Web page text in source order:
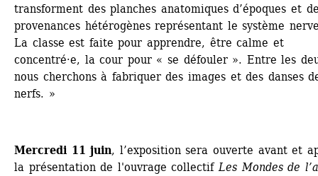
transforment des planches anatomiques d’époques et
provenances hétérogènes représentant le système
La classe est faite pour apprendre, être calme et
concentré·e, la cour pour « se défouler ». Entre les
nous cherchons à fabriquer des images et des danses
nerfs. »
Mercredi 11 juin, l’exposition sera ouverte avant et
la présentation de l'ouvrage collectif Les Mondes de